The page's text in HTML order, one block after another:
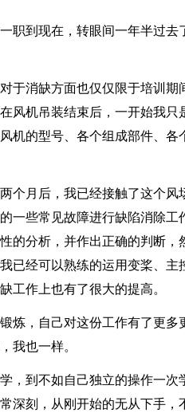
职到现在，转眼间一年半过去
于消缺方面也仅仅限于培训期
风机吊装结束后，一开始我只
机的型号、各个组成部件、各
个月后，我已经接触了这个风
一些常见故障进行缺陷消除工
的分析，并作出正确的判断，
已经可以熟练的运用变桨、主
工作上也有了很大的提高。
炼，自己对这份工作有了更多
我也一样。
，到不如自己独立的操作一次
深刻，从刚开始的无从下手，